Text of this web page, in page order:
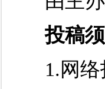
投稿
1.网络